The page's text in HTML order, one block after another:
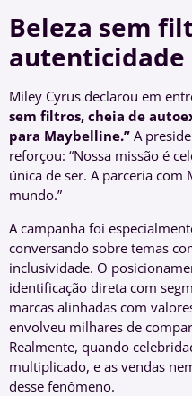
Beleza sem
autenticidade
Miley Cyrus declarou em
sem filtros, cheia de
para Maybelline.” A
reforçou: “Nossa missão é
única de ser. A parceria com
mundo.”
A campanha foi
conversando sobre temas
inclusividade. O
identificação direta com
marcas alinhadas com
envolveu milhares de
Realmente, quando
multiplicado, e as vendas
desse fenômeno.